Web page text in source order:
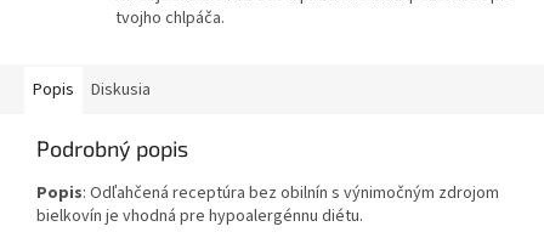
tvojho chlpáča.
Popis Diskusia
Podrobný popis
Popis: Odľahčená receptúra bez obilnín s výnimočným zdrojom
bielkovín je vhodná pre hypoalergénnu diétu.